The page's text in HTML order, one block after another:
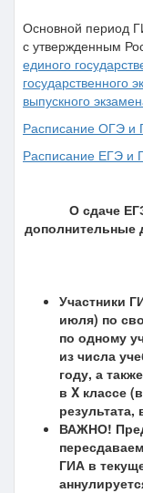
Основной период
с утвержденным
единого
государственного
выпускного
Расписание ОГЭ и
Расписание ЕГЭ и
О сдаче
дополнительные
Участники
июля) по
по одному
из числа
году, а
в X классе
ВАЖНО!
ГИА в